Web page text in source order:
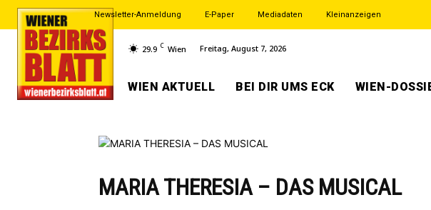
Newsletter-Anmeldung E-Paper Mediadaten Kleinanzeigen
29.9 C Wien Freitag, August 7, 2026
WIEN AKTUELL BEI DIR UMS ECK WIEN-
MARIA THERESIA – DAS MUSICAL